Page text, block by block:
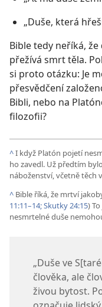
„Duše, která
Bible tedy neříká, že
přežívá smrt těla.
si proto otázku: Je
přesvědčení
Bibli, nebo na
filozofii?
^I když Platón pojetí
ho zavedl. Už předtím
náboženství, včetně těch
^ Bible říká, že mrtví
11:11–14;Skutky 24:15)
nesmrtelné duše
„Duše ve
člověka, ale
živou bytost.